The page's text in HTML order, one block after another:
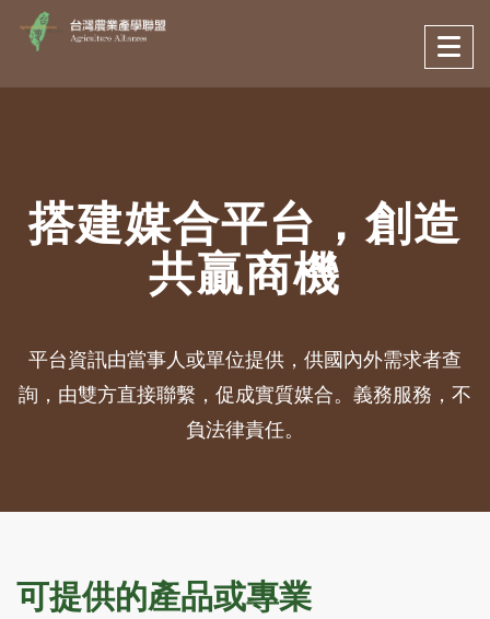
搭建媒合平台，創造
共贏商機
平台資訊由當事人或單位提供，供國內外需求者查
詢，由雙方直接聯繫，促成實質媒合。義務服務，不
負法律責任。
可提供的產品或專業